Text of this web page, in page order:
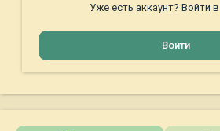
Уже есть аккаунт? Войти
Войти